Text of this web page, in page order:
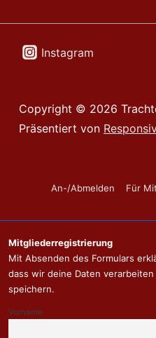
Instagram
Copyright © 2026
Präsentiert von
Footer-
An-/Abmelden Für
Mitgliederregistrierung
Mit Absenden des Formulars
dass wir deine Daten
speichern.
Vorname